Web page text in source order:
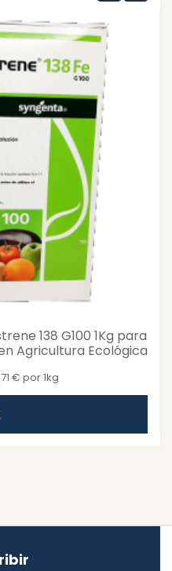
138 G100 1Kg para
Agricultura Ecológica
€ por 1kg